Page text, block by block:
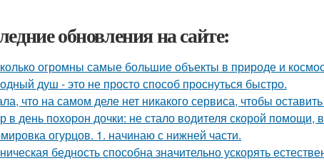
обновления на сайте:
огромны самые большие объекты в природе и
душ - это не просто способ проснуться быстро.
что на самом деле нет никакого сервиса, чтобы
в день похорон дочки: не стало водителя скорой помощи,
огурцов. 1. начинаю с нижней части.
бедность способна значительно ускорять